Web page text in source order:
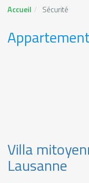
Accueil Sécurité
Villa
Lausanne